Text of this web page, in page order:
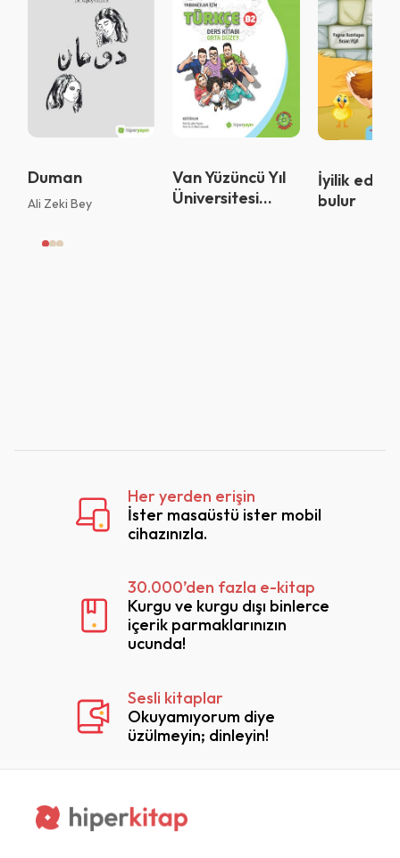
Duman
Ali Zeki Bey
Van Yüzüncü Yıl
Üniversitesi
İyilik eden
bulur
Her yerden erişin
İster masaüstü ister mobil
cihazınızla.
30.000’den fazla e-kitap
Kurgu ve kurgu dışı binlerce
içerik parmaklarınızın
ucunda!
Sesli kitaplar
Okuyamıyorum diye
üzülmeyin; dinleyin!
QR Code taraması başarılı.
Sistemi kurumu ile kullanıyorsunuz.
Tamam
Vazgeç